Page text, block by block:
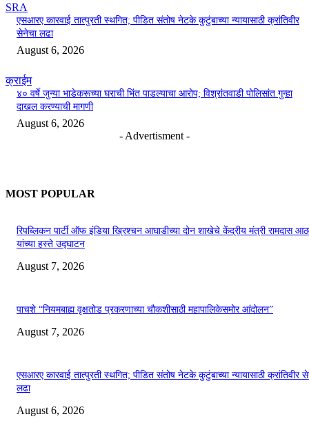
SRA
एसआरए कारवाई तात्पुरती स्थगित; पीडित संतोष नेटके कुटुंबाच्या न्यायासाठी क्रांतिवीर
सेनेचा लढा
August 6, 2026
क्राईम
४० वर्षे जुन्या भाडेकरूच्या घराची भिंत पाडल्याचा आरोप; विश्रांतवाडी पोलिसांत गुन्हा
दाखल करण्याची मागणी
August 6, 2026
- Advertisment -
MOST POPULAR
रिपब्लिकन पार्टी ऑफ इंडिया ख्रिश्चन आघाडीच्या दोन शाखेचे केंद्रीय मंत्री रामदास
यांच्या हस्ते उद्घाटन
August 7, 2026
पाचशे “नियमबाह्य वृक्षतोड प्रकरणाच्या चौकशीसाठी महापालिकेसमोर आंदोलन”
August 7, 2026
एसआरए कारवाई तात्पुरती स्थगित; पीडित संतोष नेटके कुटुंबाच्या न्यायासाठी क्रांतिवीर
लढा
August 6, 2026